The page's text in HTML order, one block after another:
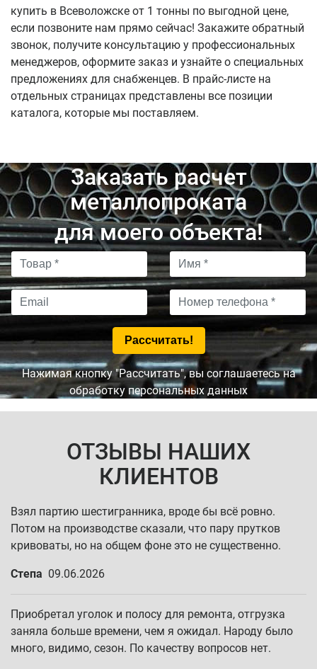
купить в Всеволожске от 1 тонны по выгодной цене,
если позвоните нам прямо сейчас! Закажите обратный
звонок, получите консультацию у профессиональных
менеджеров, оформите заказ и узнайте о специальных
предложениях для снабженцев. В прайс-листе на
отдельных страницах представлены все позиции
каталога, которые мы поставляем.
Заказать расчет
металлопроката
для моего объекта!
Нажимая кнопку "Рассчитать", вы соглашаетесь на
обработку персональных данных
ОТЗЫВЫ НАШИХ
КЛИЕНТОВ
Взял партию шестигранника, вроде бы всё ровно.
Потом на производстве сказали, что пару прутков
кривоваты, но на общем фоне это не существенно.
Степа 09.06.2026
Приобретал уголок и полосу для ремонта, отгрузка
заняла больше времени, чем я ожидал. Народу было
много, видимо, сезон. По качеству вопросов нет.